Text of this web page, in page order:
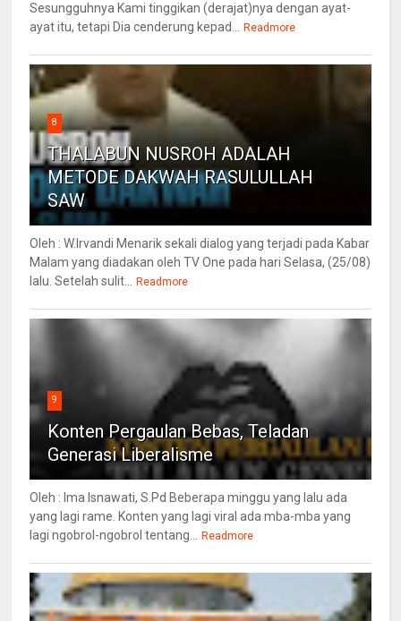
Sesungguhnya Kami tinggikan (derajat)nya dengan ayat-
ayat itu, tetapi Dia cenderung kepad... Readmore
8
THALABUN NUSROH ADALAH
METODE DAKWAH RASULULLAH
SAW
Oleh : W.Irvandi Menarik sekali dialog yang terjadi pada Kabar
Malam yang diadakan oleh TV One pada hari Selasa, (25/08)
lalu. Setelah sulit... Readmore
9
Konten Pergaulan Bebas, Teladan
Generasi Liberalisme
Oleh : Ima Isnawati, S.Pd Beberapa minggu yang lalu ada
yang lagi rame. Konten yang lagi viral ada mba-mba yang
lagi ngobrol-ngobrol tentang... Readmore